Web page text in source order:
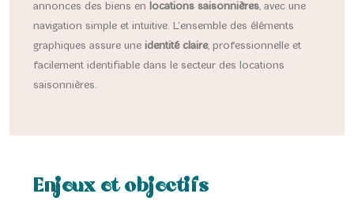
annonces des biens en locations saisonnières, avec une
navigation simple et intuitive. L’ensemble des éléments
graphiques assure une identité claire, professionnelle et
facilement identifiable dans le secteur des locations
saisonnières.
Enjeux et objectifs